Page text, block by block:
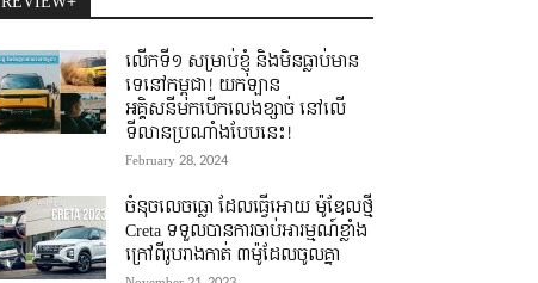
លើកទី១ សម្រាប់ខ្ញុំ និងមិនធ្លាប់មាន
ទេនៅកម្ពុជា! យកឡាន
អគ្គិសនីមកបើកលេងខ្សាច់ នៅលើ
ទីលានប្រណាំងបែបនេះ!
February 28, 2024
ចំនុចលេចធ្លោ ដែលធ្វើអោយ ម៉ូឌែលថ្មី
Creta ទទួលបានការចាប់អារម្មណ៍ខ្លាំង
ក្រៅពីរូបរាងកាត់ ៣ម៉ូដែលចូលគ្នា